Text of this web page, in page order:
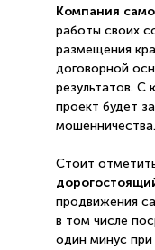
Компания
работы своих
размещения
договорной
результатов. С
проект будет
мошенничества.
Стоит
продвижения
в том числе
один минус